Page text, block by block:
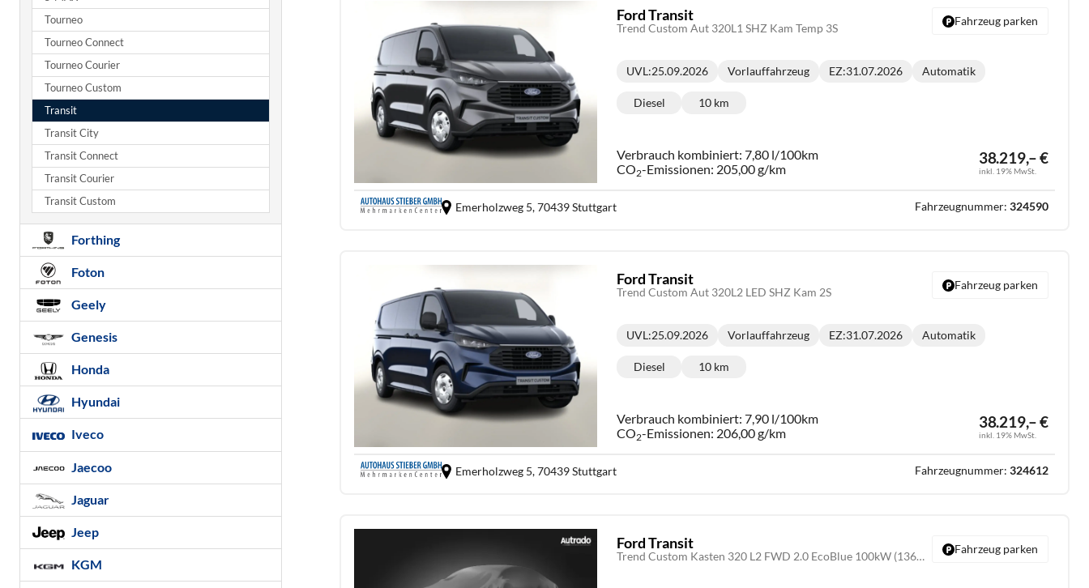
Ford Transit
Trend Custom Aut 320L1 SHZ Kam Temp 3S
38.219,– €
inkl. 19% MwSt.
Lieferzeit:
UVL:25.09.2026 Vorlauffahrzeug EZ:31.07.2026
Getriebe:
Automatik
Kraftstoff:
Diesel
Kilometerstand:
10 km
Verbrauch kombiniert:7,80 l/100km
CO2-Emissionen: 205,00 g/km
Fahrzeug parken
Emerholzweg 5,70439 Stuttgart Fahrzeugnummer: 324590
Ford Transit
Trend Custom Aut 320L2 LED SHZ Kam 2S
38.219,– €
inkl. 19% MwSt.
Lieferzeit:
UVL:25.09.2026 Vorlauffahrzeug EZ:31.07.2026
Getriebe:
Automatik
Kraftstoff:
Diesel
Kilometerstand:
10 km
Verbrauch kombiniert:7,90 l/100km
CO2-Emissionen: 206,00 g/km
Fahrzeug parken
Emerholzweg 5,70439 Stuttgart Fahrzeugnummer: 324612
Ford Transit
Trend Custom Kasten 320 L2 FWD 2.0 EcoBlue 100kW (136 PS) 6-Gang Schaltgetriebe
Fahrzeug parken
Tourneo
Tourneo Connect
Tourneo Courier
Tourneo Custom
Transit
Transit City
Transit Connect
Transit Courier
Transit Custom
Forthing
Foton
Geely
Genesis
Honda
Hyundai
Iveco
Jaecoo
Jaguar
Jeep
KGM